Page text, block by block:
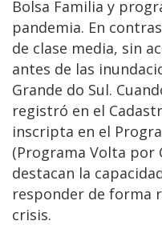
Bolsa Familia y
pandemia. En
de clase media, sin
antes de las
Grande do Sul.
registró en el
inscripta en el
(Programa Volta por
destacan la
responder de forma
crisis.